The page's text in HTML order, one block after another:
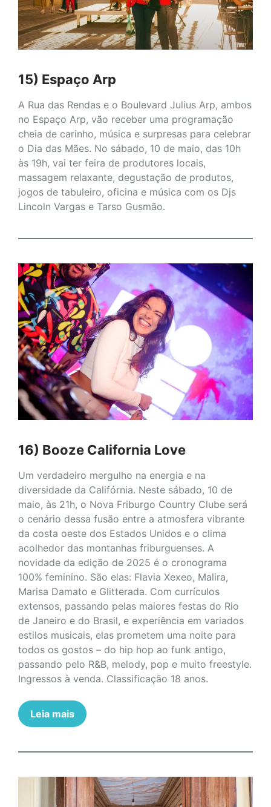
15) Espaço Arp
A Rua das Rendas e o Boulevard Julius Arp, ambos
no Espaço Arp, vão receber uma programação
cheia de carinho, música e surpresas para celebrar
o Dia das Mães. No sábado, 10 de maio, das 10h
às 19h, vai ter feira de produtores locais,
massagem relaxante, degustação de produtos,
jogos de tabuleiro, oficina e música com os Djs
Lincoln Vargas e Tarso Gusmão.
16) Booze California Love
Um verdadeiro mergulho na energia e na
diversidade da Califórnia. Neste sábado, 10 de
maio, às 21h, o Nova Friburgo Country Clube será
o cenário dessa fusão entre a atmosfera vibrante
da costa oeste dos Estados Unidos e o clima
acolhedor das montanhas friburguenses. A
novidade da edição de 2025 é o cronograma
100% feminino. São elas: Flavia Xexeo, Malira,
Marisa Damato e Glitterada. Com currículos
extensos, passando pelas maiores festas do Rio
de Janeiro e do Brasil, e experiência em variados
estilos musicais, elas prometem uma noite para
todos os gostos – do hip hop ao funk antigo,
passando pelo R&B, melody, pop e muito freestyle.
Ingressos à venda. Classificação 18 anos.
Leia mais